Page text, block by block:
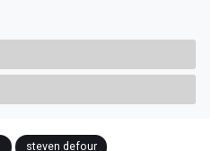
steven defour